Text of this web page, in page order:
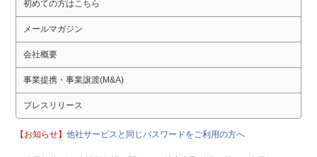
初めての方はこちら
メールマガジン
会社概要
事業提携・事業譲渡(M&A)
プレスリリース
【お知らせ】他社サービスと同じパスワードをご利用の方へ